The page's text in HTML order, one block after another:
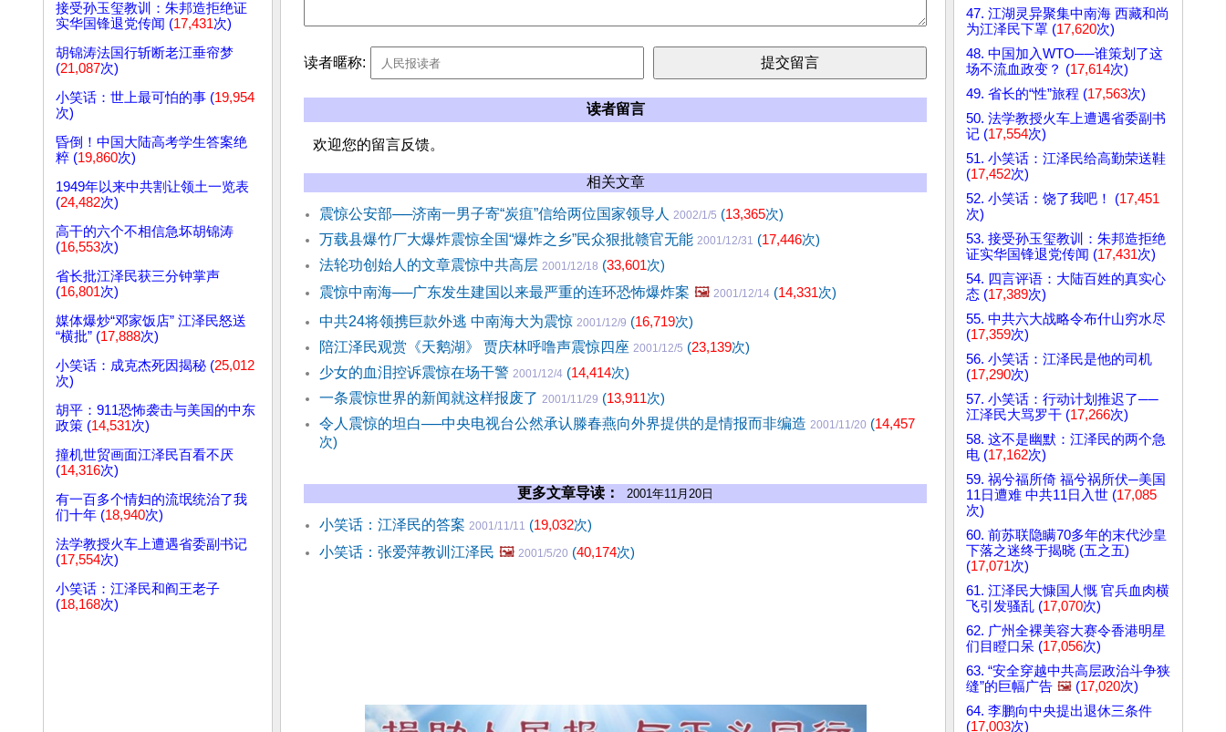
接受孙玉玺教训：朱邦造拒绝证
实华国锋退党传闻 (17,431次)
胡锦涛法国行斩断老江垂帘梦
(21,087次)
小笑话：世上最可怕的事 (19,954
次)
昏倒！中国大陆高考学生答案绝
粹 (19,860次)
1949年以来中共割让领土一览表
(24,482次)
高干的六个不相信急坏胡锦涛
(16,553次)
省长批江泽民获三分钟掌声
(16,801次)
媒体爆炒“邓家饭店” 江泽民怒送
“横批” (17,888次)
小笑话：成克杰死因揭秘 (25,012
次)
胡平：911恐怖袭击与美国的中东
政策 (14,531次)
撞机世贸画面江泽民百看不厌
(14,316次)
有一百多个情妇的流氓统治了我
们十年 (18,940次)
法学教授火车上遭遇省委副书记
(17,554次)
小笑话：江泽民和阎王老子
(18,168次)
读者暱称:
读者留言
欢迎您的留言反馈。
相关文章
震惊公安部──济南一男子寄“炭疽”信给两位国家领导人 2002/1/5 (13,365次)
万载县爆竹厂大爆炸震惊全国“爆炸之乡”民众狠批赣官无能 2001/12/31 (17,446次)
法轮功创始人的文章震惊中共高层 2001/12/18 (33,601次)
震惊中南海──广东发生建国以来最严重的连环恐怖爆炸案 🖼️ 2001/12/14 (14,331次)
中共24将领携巨款外逃 中南海大为震惊 2001/12/9 (16,719次)
陪江泽民观赏《天鹅湖》 贾庆林呼噜声震惊四座 2001/12/5 (23,139次)
少女的血泪控诉震惊在场干警 2001/12/4 (14,414次)
一条震惊世界的新闻就这样报废了 2001/11/29 (13,911次)
令人震惊的坦白──中央电视台公然承认滕春燕向外界提供的是情报而非编造 2001/11/20 (14,457
次)
更多文章导读： 2001年11月20日
小笑话：江泽民的答案 2001/11/11 (19,032次)
小笑话：张爱萍教训江泽民 🖼️ 2001/5/20 (40,174次)
47. 江湖灵异聚集中南海 西藏和尚
为江泽民下罩 (17,620次)
48. 中国加入WTO──谁策划了这
场不流血政变？ (17,614次)
49. 省长的“性”旅程 (17,563次)
50. 法学教授火车上遭遇省委副书
记 (17,554次)
51. 小笑话：江泽民给高勤荣送鞋
(17,452次)
52. 小笑话：饶了我吧！ (17,451
次)
53. 接受孙玉玺教训：朱邦造拒绝
证实华国锋退党传闻 (17,431次)
54. 四言评语：大陆百姓的真实心
态 (17,389次)
55. 中共六大战略令布什山穷水尽
(17,359次)
56. 小笑话：江泽民是他的司机
(17,290次)
57. 小笑话：行动计划推迟了──
江泽民大骂罗干 (17,266次)
58. 这不是幽默：江泽民的两个急
电 (17,162次)
59. 祸兮福所倚 福兮祸所伏─美国
11日遭难 中共11日入世 (17,085
次)
60. 前苏联隐瞒70多年的末代沙皇
下落之迷终于揭晓 (五之五)
(17,071次)
61. 江泽民大慷国人慨 官兵血肉横
飞引发骚乱 (17,070次)
62. 广州全裸美容大赛令香港明星
们目瞪口呆 (17,056次)
63. “安全穿越中共高层政治斗争狭
缝”的巨幅广告 🖼️ (17,020次)
64. 李鹏向中央提出退休三条件
(17,003次)